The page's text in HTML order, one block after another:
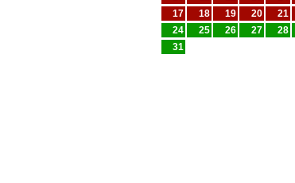
17
18 19 20 21
24
25 26 27 28
31